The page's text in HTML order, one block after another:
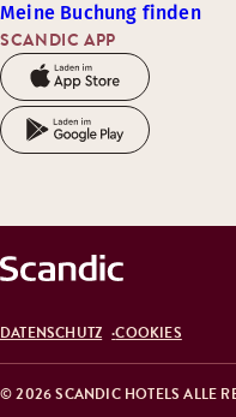
SCANDIC APP
Meine Buchung finden
© 2026 SCANDIC HOTELS ALLE
DATENSCHUTZ COOKIES